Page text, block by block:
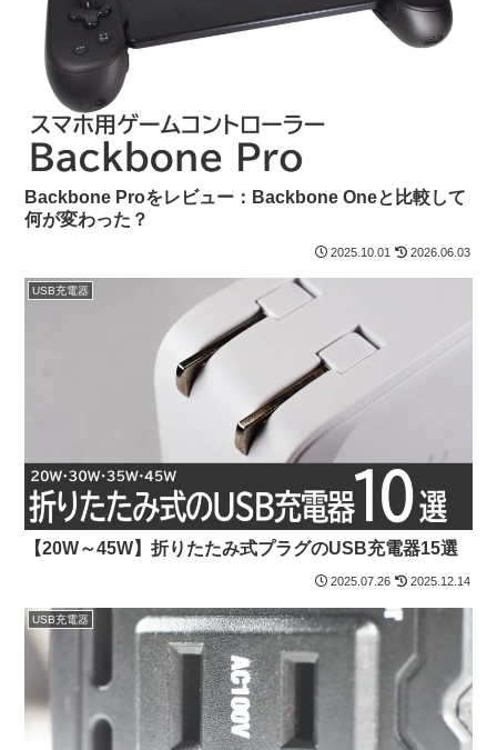
Backbone Proをレビュー：Backbone Oneと比較して
何が変わった？
2025.10.01 2026.06.03
USB充電器
【20W～45W】折りたたみ式プラグのUSB充電器15選
2025.07.26 2025.12.14
USB充電器